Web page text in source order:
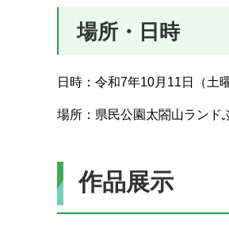
場所・日時
日時：令和7年10月11日（土
場所：県民公園太閤山ランド
作品展示